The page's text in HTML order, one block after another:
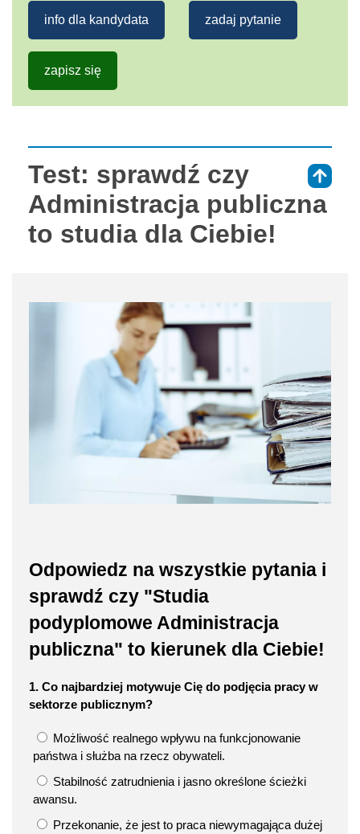
info dla kandydata zadaj pytanie
zapisz się
Test: sprawdź czy
Administracja publiczna
to studia dla Ciebie!
Odpowiedz na wszystkie pytania i
sprawdź czy "Studia
podyplomowe Administracja
publiczna" to kierunek dla Ciebie!
1. Co najbardziej motywuje Cię do podjęcia pracy w
sektorze publicznym?
Możliwość realnego wpływu na funkcjonowanie
państwa i służba na rzecz obywateli.
Stabilność zatrudnienia i jasno określone ścieżki
awansu.
Przekonanie, że jest to praca niewymagająca dużej